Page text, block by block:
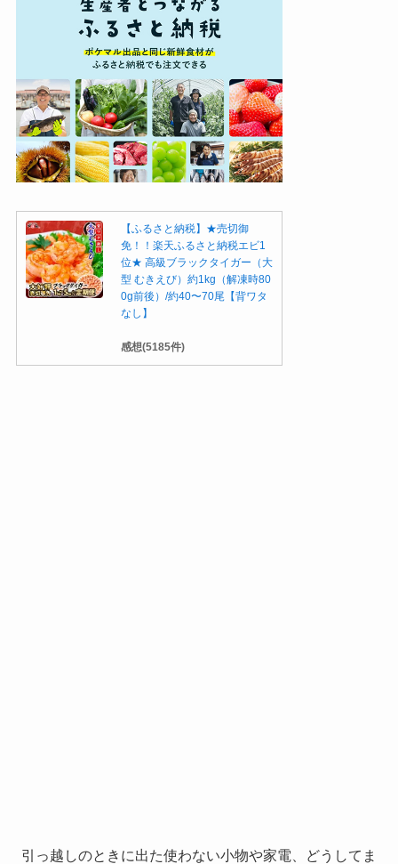
【ふるさと納税】★売切御
免！！楽天ふるさと納税エビ1
位★ 高級ブラックタイガー（大
型 むきえび）約1kg（解凍時80
0g前後）/約40〜70尾【背ワタ
なし】
感想(5185件)
引っ越しのときに出た使わない小物や家電、どうしてま